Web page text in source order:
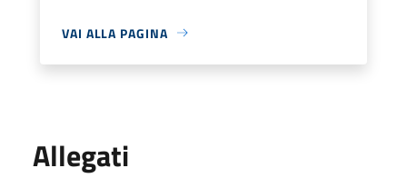
VAI ALLA PAGINA
Allegati